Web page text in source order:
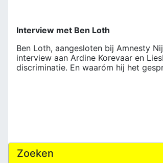
Interview met Ben Loth
Ben Loth, aangesloten bij Amnesty
interview aan Ardine Korevaar en
discriminatie. En waaróm hij het
Zoeken